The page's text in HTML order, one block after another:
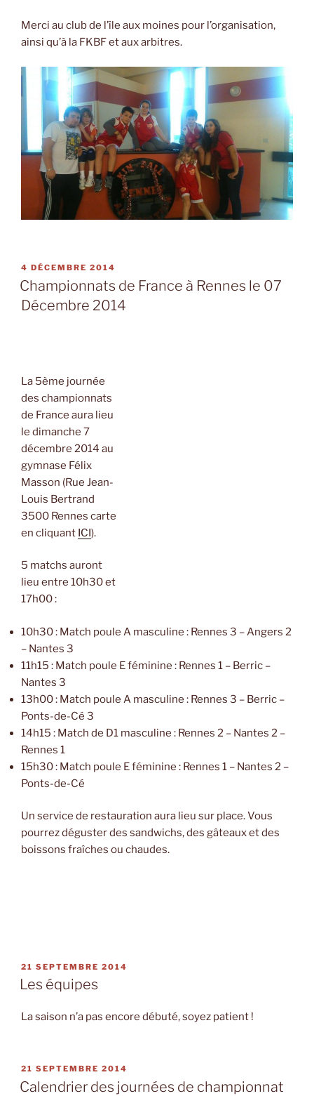
Merci au club de l’île aux moines pour l’organisation,
ainsi qu’à la FKBF et aux arbitres.
PUBLIÉ
LE
4 DÉCEMBRE 2014
Championnats de France à Rennes le 07
Décembre 2014
La 5ème journée
des championnats
de France aura lieu
le dimanche 7
décembre 2014 au
gymnase Félix
Masson (Rue Jean-
Louis Bertrand
3500 Rennes carte
en cliquant ICI).
5 matchs auront
lieu entre 10h30 et
17h00 :
10h30 : Match poule A masculine : Rennes 3 – Angers 2
– Nantes 3
11h15 : Match poule E féminine : Rennes 1 – Berric –
Nantes 3
13h00 : Match poule A masculine : Rennes 3 – Berric –
Ponts-de-Cé 3
14h15 : Match de D1 masculine : Rennes 2 – Nantes 2 –
Rennes 1
15h30 : Match poule E féminine : Rennes 1 – Nantes 2 –
Ponts-de-Cé
Un service de restauration aura lieu sur place. Vous
pourrez déguster des sandwichs, des gâteaux et des
boissons fraîches ou chaudes.
PUBLIÉ
LE
21 SEPTEMBRE 2014
Les équipes
La saison n’a pas encore débuté, soyez patient !
PUBLIÉ
LE
21 SEPTEMBRE 2014
Calendrier des journées de championnat